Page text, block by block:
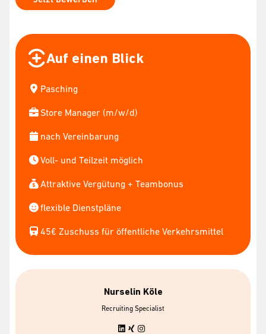
Auf einen Blick
Pasching
Store Manager (m/w/d)
nach Vereinbarung
Voll- und Teilzeit möglich
Attraktive Vergütung + Teambonus
flexible Dienstpläne
45€ Zuschuss für öffentliche Verkehrsmittel
Nurselin Köle
Recruiting Specialist